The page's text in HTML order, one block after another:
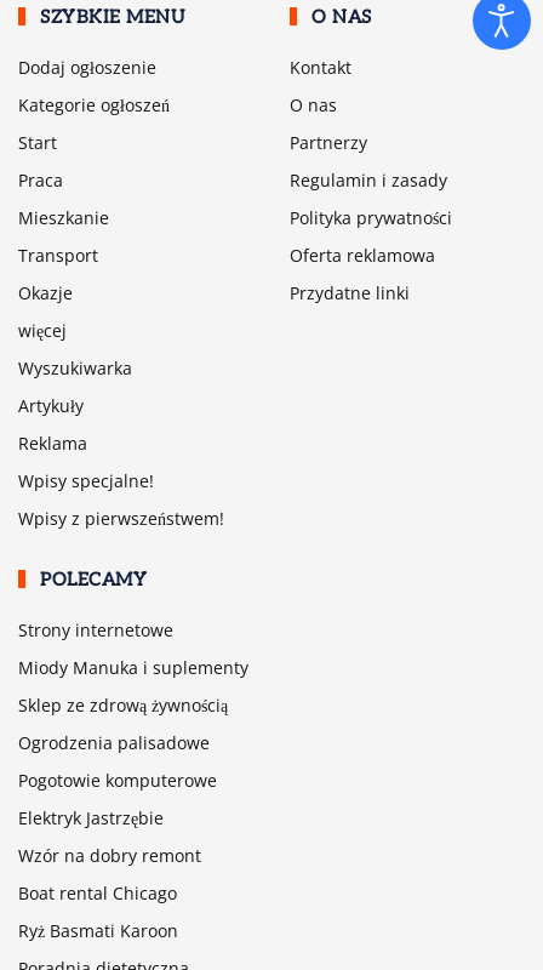
SZYBKIE MENU
Dodaj ogłoszenie
Kategorie ogłoszeń
Start
Praca
Mieszkanie
Transport
Okazje
więcej
Wyszukiwarka
Artykuły
Reklama
Wpisy specjalne!
Wpisy z pierwszeństwem!
O NAS
Kontakt
O nas
Partnerzy
Regulamin i zasady
Polityka prywatności
Oferta reklamowa
Przydatne linki
POLECAMY
Strony internetowe
Miody Manuka i suplementy
Sklep ze zdrową żywnością
Ogrodzenia palisadowe
Pogotowie komputerowe
Elektryk Jastrzębie
Wzór na dobry remont
Boat rental Chicago
Ryż Basmati Karoon